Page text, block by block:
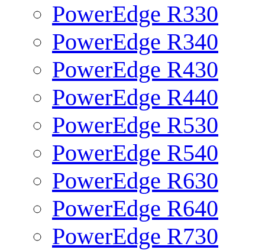
PowerEdge R330
PowerEdge R340
PowerEdge R430
PowerEdge R440
PowerEdge R530
PowerEdge R540
PowerEdge R630
PowerEdge R640
PowerEdge R730